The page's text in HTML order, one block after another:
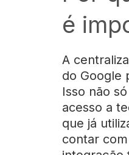
é
A
do Google
Isso não
acesso a
que já
contar